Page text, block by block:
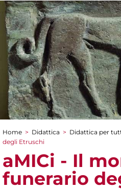
Tu sei qui
Home > Didattica > Didattica per
degli Etruschi
aMICi - Il
funerario